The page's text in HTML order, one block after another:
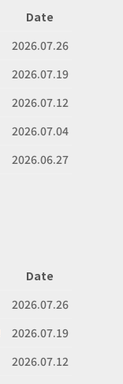
Date
2026.07.26
2026.07.19
2026.07.12
2026.07.04
2026.06.27
Date
2026.07.26
2026.07.19
2026.07.12